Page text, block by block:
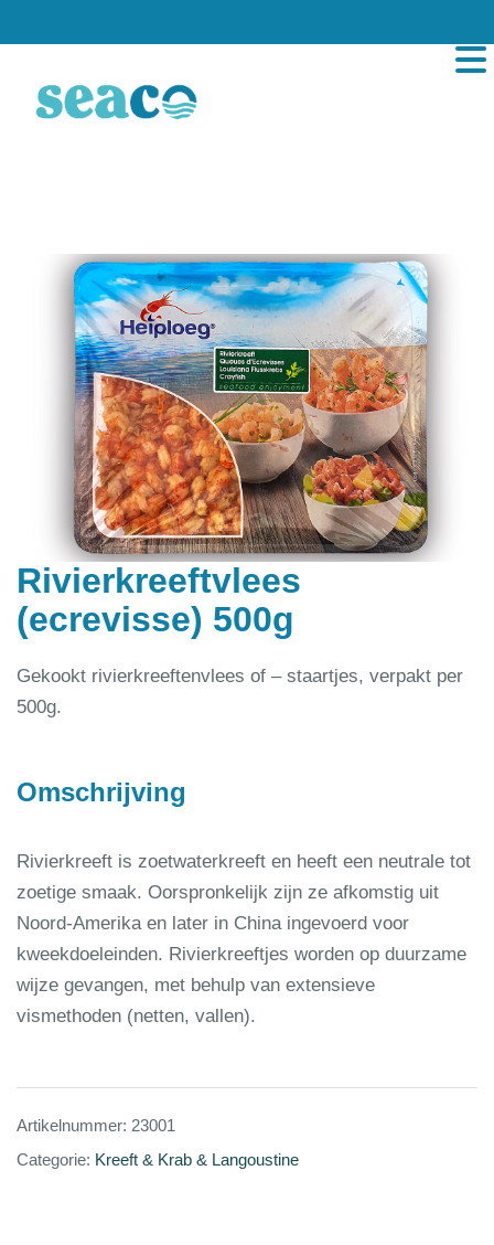
Rivierkreeftvlees
(ecrevisse) 500g
Gekookt rivierkreeftenvlees of – staartjes, verpakt per
500g.
Omschrijving
Rivierkreeft is zoetwaterkreeft en heeft een neutrale tot
zoetige smaak. Oorspronkelijk zijn ze afkomstig uit
Noord-Amerika en later in China ingevoerd voor
kweekdoeleinden. Rivierkreeftjes worden op duurzame
wijze gevangen, met behulp van extensieve
vismethoden (netten, vallen).
Artikelnummer: 23001
Categorie: Kreeft & Krab & Langoustine